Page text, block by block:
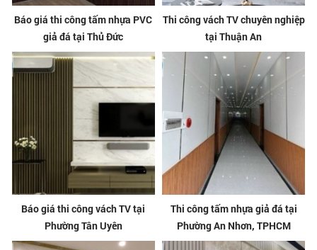
Báo giá thi công tấm nhựa PVC
giả đá tại Thủ Đức
Thi công vách TV chuyên nghiệp
tại Thuận An
Báo giá thi công vách TV tại
Phường Tân Uyên
Thi công tấm nhựa giả đá tại
Phường An Nhơn, TPHCM